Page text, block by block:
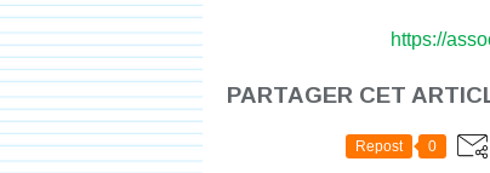
https://
PARTAGER CET
Repost 0